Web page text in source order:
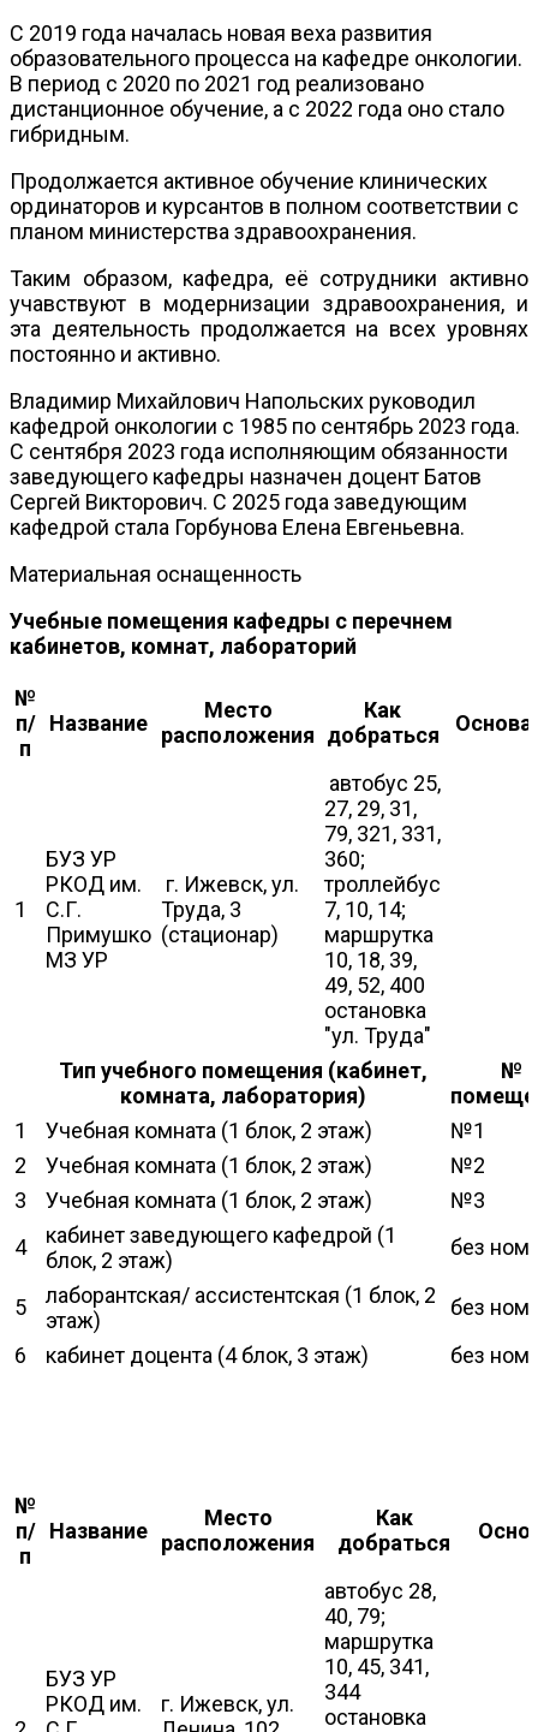
С 2019 года началась новая веха развития
образовательного процесса на кафедре онкологии.
В период с 2020 по 2021 год реализовано
дистанционное обучение, а с 2022 года оно стало
гибридным.
Продолжается активное обучение клинических
ординаторов и курсантов в полном соответствии с
планом министерства здравоохранения.
Таким образом, кафедра, её сотрудники активно
учавствуют в модернизации здравоохранения, и
эта деятельность продолжается на всех уровнях
постоянно и активно.
Владимир Михайлович Напольских руководил
кафедрой онкологии с 1985 по сентябрь 2023 года.
С сентября 2023 года исполняющим обязанности
заведующего кафедры назначен доцент Батов
Сергей Викторович. С 2025 года заведующим
кафедрой стала Горбунова Елена Евгеньевна.
Материальная оснащенность
Учебные помещения кафедры с перечнем
кабинетов, комнат, лабораторий
№
п/
п
Название
Место
расположения
Как
добраться
1
БУЗ УР
РКОД им.
С.Г.
Примушко
МЗ УР
г. Ижевск, ул.
Труда, 3
(стационар)
автобус 25,
27, 29, 31,
79, 321, 331,
360;
троллейбус
7, 10, 14;
маршрутка
10, 18, 39,
49, 52, 400
остановка
"ул. Труда"
Тип учебного помещения (кабинет,
комната, лаборатория)
№
1
Учебная комната (1 блок, 2 этаж)
№1
2
Учебная комната (1 блок, 2 этаж)
№2
3
Учебная комната (1 блок, 2 этаж)
№3
4
кабинет заведующего кафедрой (1
блок, 2 этаж)
без
5
лаборантская/ ассистентская (1 блок, 2
этаж)
без
6
кабинет доцента (4 блок, 3 этаж) без
№
п/
п
Название
Место
расположения
Как
добраться
БУЗ УР
РКОД им.
г. Ижевск, ул.
автобус 28,
40, 79;
маршрутка
10, 45, 341,
344
остановка